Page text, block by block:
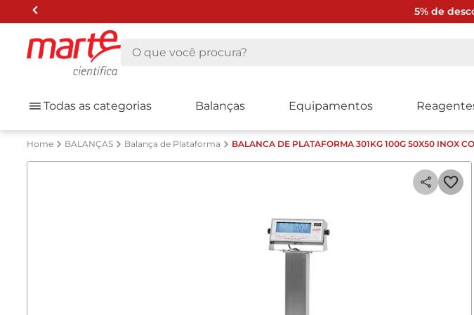
5% de
O que você procura?
Todas as categorias Balanças Equipamentos
BALANÇAS Balança de Plataforma BALANCA DE PLATAFORMA 301KG 100G 50X50 INOX